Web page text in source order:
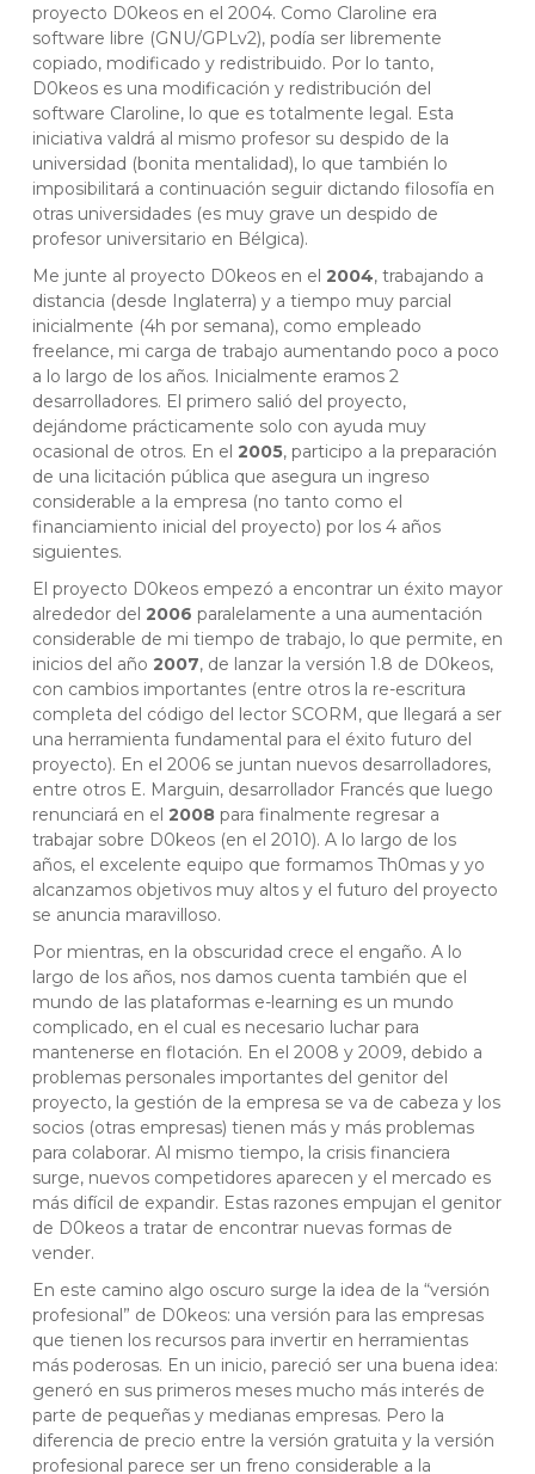
proyecto D0keos en el 2004. Como Claroline era
software libre (GNU/GPLv2), podía ser libremente
copiado, modificado y redistribuido. Por lo tanto,
D0keos es una modificación y redistribución del
software Claroline, lo que es totalmente legal. Esta
iniciativa valdrá al mismo profesor su despido de la
universidad (bonita mentalidad), lo que también lo
imposibilitará a continuación seguir dictando filosofía en
otras universidades (es muy grave un despido de
profesor universitario en Bélgica).
Me junte al proyecto D0keos en el 2004, trabajando a
distancia (desde Inglaterra) y a tiempo muy parcial
inicialmente (4h por semana), como empleado
freelance, mi carga de trabajo aumentando poco a poco
a lo largo de los años. Inicialmente eramos 2
desarrolladores. El primero salió del proyecto,
dejándome prácticamente solo con ayuda muy
ocasional de otros. En el 2005, participo a la preparación
de una licitación pública que asegura un ingreso
considerable a la empresa (no tanto como el
financiamiento inicial del proyecto) por los 4 años
siguientes.
El proyecto D0keos empezó a encontrar un éxito mayor
alrededor del 2006 paralelamente a una aumentación
considerable de mi tiempo de trabajo, lo que permite, en
inicios del año 2007, de lanzar la versión 1.8 de D0keos,
con cambios importantes (entre otros la re-escritura
completa del código del lector SCORM, que llegará a ser
una herramienta fundamental para el éxito futuro del
proyecto). En el 2006 se juntan nuevos desarrolladores,
entre otros E. Marguin, desarrollador Francés que luego
renunciará en el 2008 para finalmente regresar a
trabajar sobre D0keos (en el 2010). A lo largo de los
años, el excelente equipo que formamos Th0mas y yo
alcanzamos objetivos muy altos y el futuro del proyecto
se anuncia maravilloso.
Por mientras, en la obscuridad crece el engaño. A lo
largo de los años, nos damos cuenta también que el
mundo de las plataformas e-learning es un mundo
complicado, en el cual es necesario luchar para
mantenerse en flotación. En el 2008 y 2009, debido a
problemas personales importantes del genitor del
proyecto, la gestión de la empresa se va de cabeza y los
socios (otras empresas) tienen más y más problemas
para colaborar. Al mismo tiempo, la crisis financiera
surge, nuevos competidores aparecen y el mercado es
más difícil de expandir. Estas razones empujan el genitor
de D0keos a tratar de encontrar nuevas formas de
vender.
En este camino algo oscuro surge la idea de la “versión
profesional” de D0keos: una versión para las empresas
que tienen los recursos para invertir en herramientas
más poderosas. En un inicio, pareció ser una buena idea:
generó en sus primeros meses mucho más interés de
parte de pequeñas y medianas empresas. Pero la
diferencia de precio entre la versión gratuita y la versión
profesional parece ser un freno considerable a la